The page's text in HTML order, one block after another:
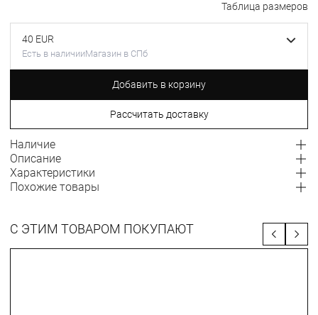
Таблица размеров
40 EUR
Есть в наличииМагазин в СПб
Добавить в корзину
Рассчитать доставку
Наличие
Описание
Характеристики
Похожие товары
С ЭТИМ ТОВАРОМ ПОКУПАЮТ